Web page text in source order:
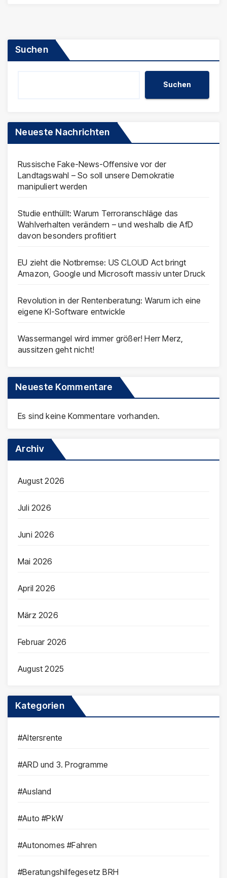
Suchen
Suchen
Neueste Nachrichten
Russische Fake-News-Offensive vor der
Landtagswahl – So soll unsere Demokratie
manipuliert werden
Studie enthüllt: Warum Terroranschläge das
Wahlverhalten verändern – und weshalb die AfD
davon besonders profitiert
EU zieht die Notbremse: US CLOUD Act bringt
Amazon, Google und Microsoft massiv unter Druck
Revolution in der Rentenberatung: Warum ich eine
eigene KI-Software entwickle
Wassermangel wird immer größer! Herr Merz,
aussitzen geht nicht!
Neueste Kommentare
Es sind keine Kommentare vorhanden.
Archiv
August 2026
Juli 2026
Juni 2026
Mai 2026
April 2026
März 2026
Februar 2026
August 2025
Kategorien
#Altersrente
#ARD und 3. Programme
#Ausland
#Auto #PkW
#Autonomes #Fahren
#Beratungshilfegesetz BRH